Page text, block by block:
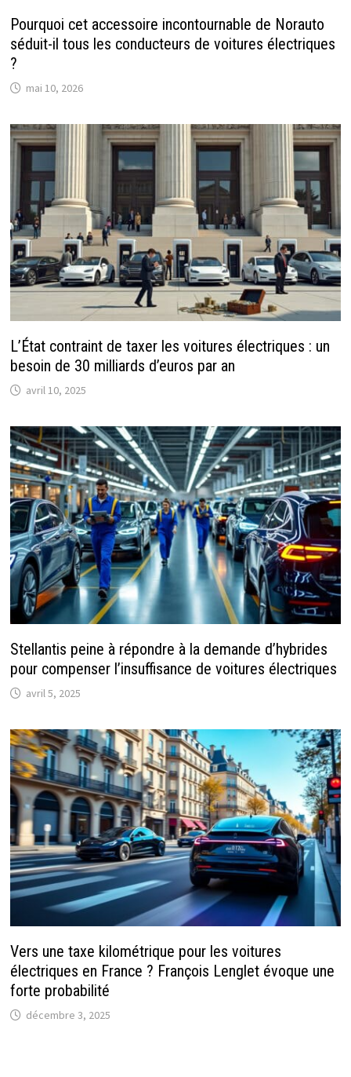
Pourquoi cet accessoire incontournable de Norauto
séduit-il tous les conducteurs de voitures électriques
?
mai 10, 2026
L’État contraint de taxer les voitures électriques : un
besoin de 30 milliards d’euros par an
avril 10, 2025
Stellantis peine à répondre à la demande d’hybrides
pour compenser l’insuffisance de voitures électriques
avril 5, 2025
Vers une taxe kilométrique pour les voitures
électriques en France ? François Lenglet évoque une
forte probabilité
décembre 3, 2025